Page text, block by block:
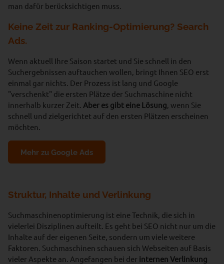
man dafür berücksichtigen muss.
Keine Zeit zur Ranking-Optimierung? Search
Ads.
Wenn aktuell Ihre Saison startet und Sie schnell in den
Suchergebnissen auftauchen wollen, bringt Ihnen SEO erst
einmal gar nichts. Der Prozess ist lang und Google
"verschenkt" die ersten Plätze der Suchmaschine nicht
innerhalb kurzer Zeit. Aber es gibt eine Lösung, wenn Sie
schnell und zielgerichtet auf den ersten Plätzen erscheinen
möchten.
Mehr zu Google Ads
Struktur, Inhalte und Verlinkung
Suchmaschinenoptimierung ist eine Technik, die sich in
vielerlei Disziplinen aufteilt. Es geht bei SEO nicht nur um die
Inhalte auf der eigenen Seite, sondern um viele weitere
Faktoren. Suchmaschinen schauen sich Webseiten auf Basis
vieler Aspekte an. Angefangen bei der internen Verlinkung